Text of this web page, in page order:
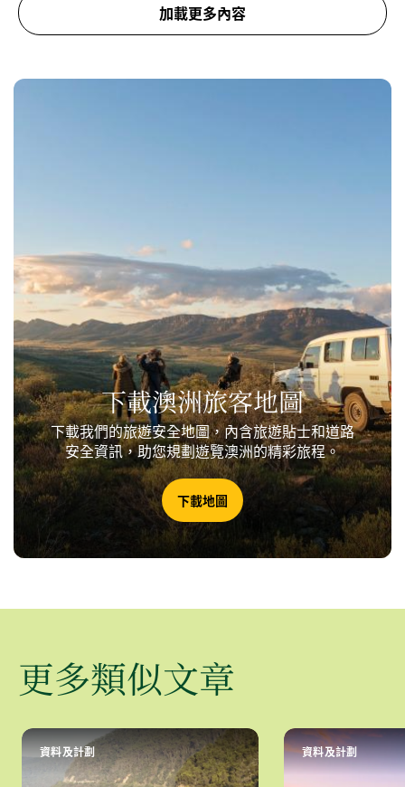
從墨爾本出發
布里斯本—墨
爾本
1776 /
1104
2 40
墨爾本—坎培
拉
663 /
412
1 8 -
墨爾本—開恩
茲
2818 /
1751
3.5 - -
墨爾本—達爾
文
3740 /
2324
4.5 - -
墨爾本—荷伯
特
610 /
378
1.3 -
（內陸）
546
（海岸）
640
加載更多內容
下載澳洲旅客地圖
下載我們的旅遊安全地圖，內含旅遊貼士和道路
安全資訊，助您規劃遊覽澳洲的精彩旅程。
下載地圖
更多類似文章
資料及計劃 資料及計劃